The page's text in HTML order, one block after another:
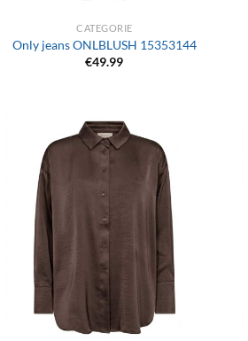
CATEGORIE
Only jeans ONLBLUSH 15353144
€49.99